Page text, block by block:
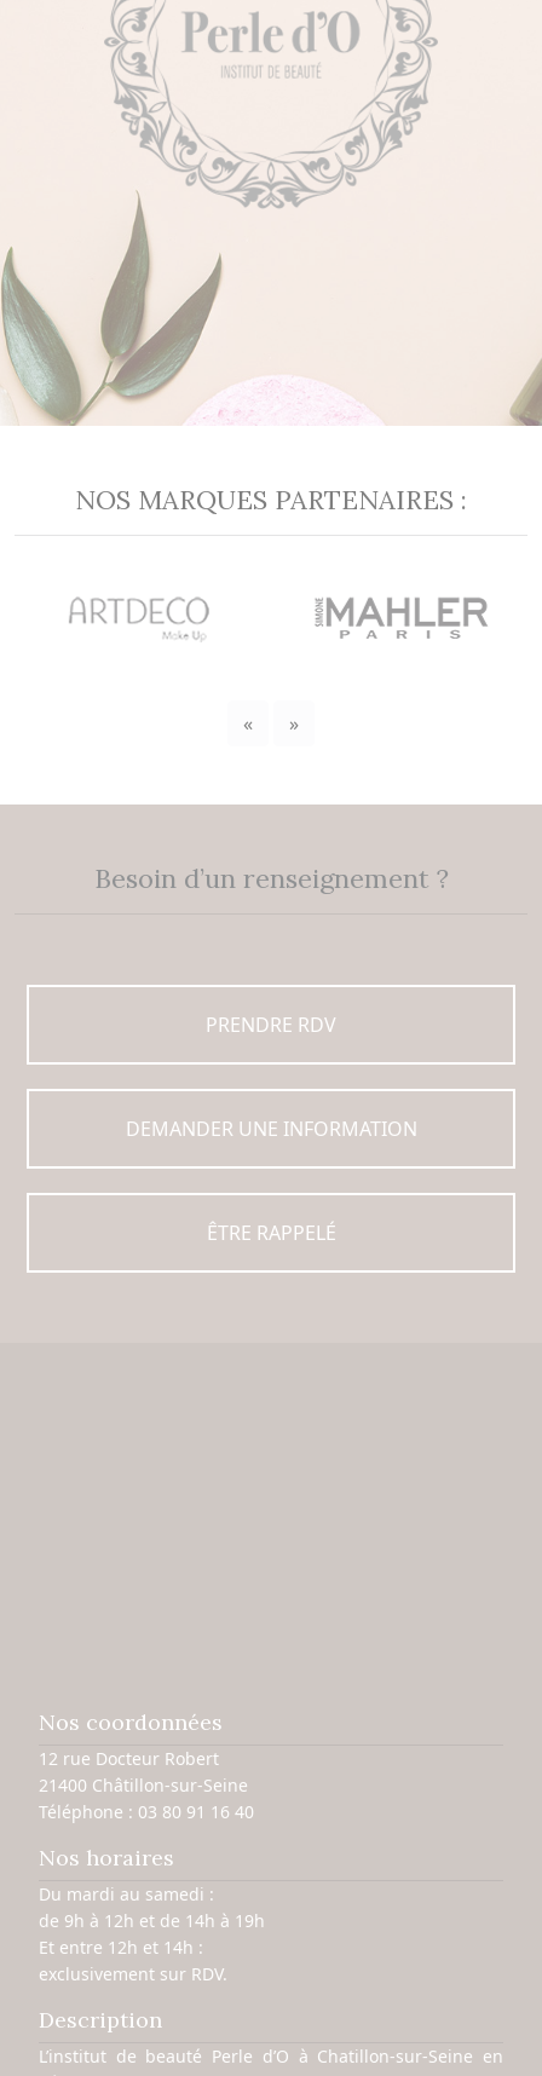
NOS MARQUES PARTENAIRES :
« »
Besoin d’un renseignement ?
PRENDRE RDV
DEMANDER UNE INFORMATION
ÊTRE RAPPELÉ
Nos coordonnées
12 rue Docteur Robert
21400 Châtillon-sur-Seine
Téléphone : 03 80 91 16 40
Nos horaires
Du mardi au samedi :
de 9h à 12h et de 14h à 19h
Et entre 12h et 14h :
exclusivement sur RDV.
Description
L’institut de beauté Perle d’O à Chatillon-sur-Seine en